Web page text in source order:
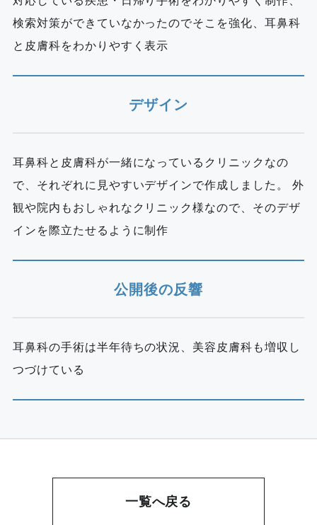
検索対策ができていなかったのでそこを強化、耳鼻科
と皮膚科をわかりやすく表示
デザイン
耳鼻科と皮膚科が一緒になっているクリニックなの
で、それぞれに見やすいデザインで作成しました。 外
観や院内もおしゃれなクリニック様なので、そのデザ
インを際立たせるように制作
公開後の反響
耳鼻科の手術は半年待ちの状況、美容皮膚科も増収し
つづけている
一覧へ戻る